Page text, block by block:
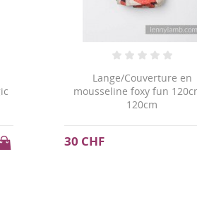
Lange/Couverture en
mousseline foxy fun
120cm
30 CHF